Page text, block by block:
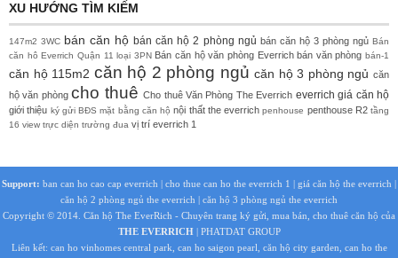
XU HƯỚNG TÌM KIẾM
147m2 3WC bán căn hộ bán căn hộ 2 phòng ngủ bán căn hộ 3 phòng ngủ Bán
căn hô Everrich Quận 11 loại 3PN Bán căn hộ văn phòng Everrich bán văn phòng bán-1
căn hộ 115m2 căn hộ 2 phòng ngủ căn hộ 3 phòng ngủ căn
hộ văn phòng cho thuê Cho thuê Văn Phòng The Everrich everrich giá căn hộ
giới thiệu ký gửi BĐS mặt bằng căn hộ nội thất the everrich penhouse penthouse R2 tầng
16 view trực diện trường đua vị trí everrich 1
Support: ban can ho cao cap everrich cho thue can ho the everrich 1 giá căn hộ the everrich
căn hộ 2 phòng ngủ the everrich
căn hộ 3 phòng ngủ the everrich
Copyright © 2014. Căn hộ The EverRich - Chuyên trang ký gửi, mua bán, cho thuê căn hộ của
THE EVERRICH| PHATDAT GROUP
Liên kết: can ho vinhomes central park, can ho saigon pearl, căn hộ city garden, can ho the